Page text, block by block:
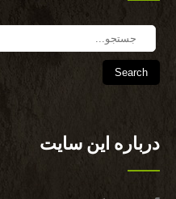
Search
درباره این سایت